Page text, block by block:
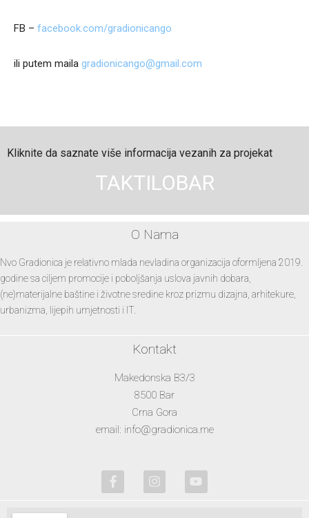
FB – facebook.com/gradionicango
ili putem maila gradionicango@gmail.com
Kliknite da saznate više informacija vezanih za projekat
TAKTILOBAR
O Nama
Nvo Gradionica je relativno mlada nevladina organizacija oformljena 2019.
godine sa ciljem promocije i poboljšanja uslova javnih dobara,
(ne)materijalne baštine i životne sredine kroz prizmu dizajna, arhitekure,
urbanizma, lijepih umjetnosti i IT.
Kontakt
Makedonska B3/3
8500 Bar
Crna Gora
email: info@gradionica.me